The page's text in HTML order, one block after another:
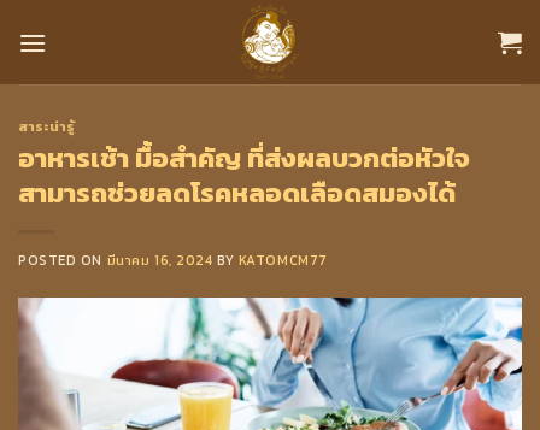
สาระน่ารู้
อาหารเช้า มื้อสำคัญ ที่ส่งผลบวกต่อหัวใจ
สามารถช่วยลดโรคหลอดเลือดสมองได้
POSTED ON มีนาคม 16, 2024 BY KATOMCM77